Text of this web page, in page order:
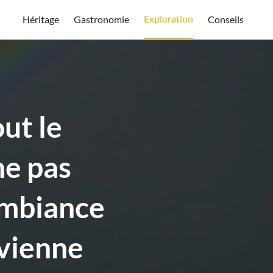
Héritage Gastronomie Exploration Conseils
le
pas